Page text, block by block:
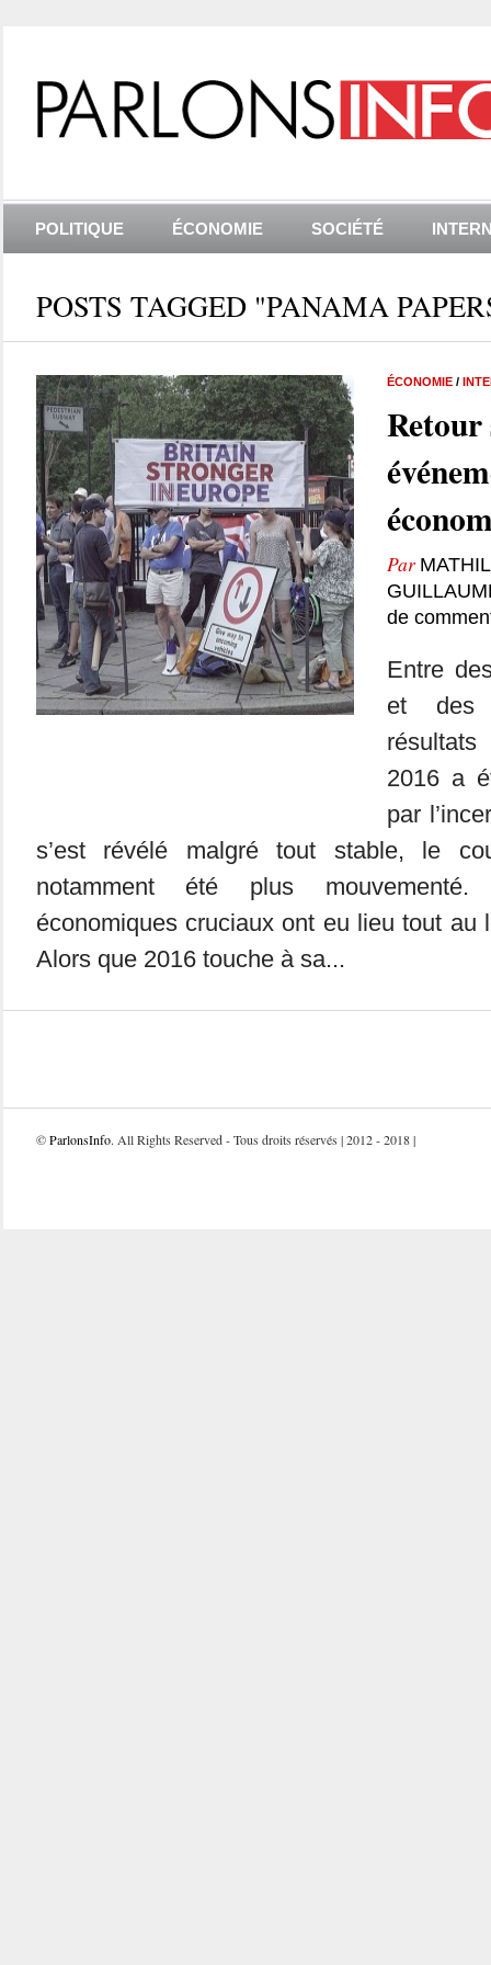
POLITIQUE ÉCONOMIE SOCIÉTÉ
POSTS TAGGED "PANAMA
ÉCONOMIE/
Retour
Par
de
Entre
et des
2016 a
par
s’est révélé malgré tout stable, le
notamment été plus mouvementé.
économiques cruciaux ont eu lieu tout au
Alors que 2016 touche à sa...
©ParlonsInfo. All Rights Reserved - Tous droits réservés | 2012 - 2018 |